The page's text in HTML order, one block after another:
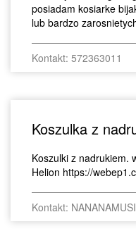
posiadam kosiarke
lub bardzo
Kontakt: 572363011
Koszulka z
Koszulki z nadrukiem.
Helion https://
Kontakt: